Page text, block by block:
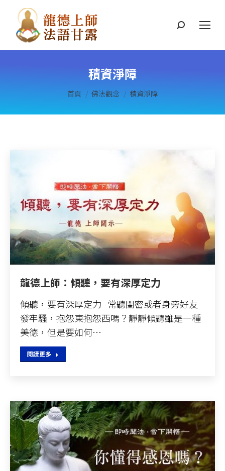
搜
積資淨障
您在這裡：
首頁 佛法觀念 積資淨障
龍德上師：傾聽，要有深厚定力
傾聽，要有深厚定力 常聽閨密或者身旁好友
發牢騷，抱怨東抱怨西嗎？靜靜傾聽雖是一種
美德，但是要如何…
閱讀更多